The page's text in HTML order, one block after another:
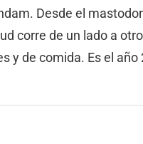
Desde el
corre de un lado a
y de comida. Es el